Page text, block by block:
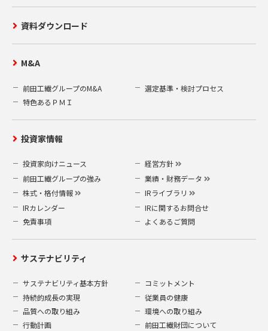
資料ダウンロード
M&A
前田工繊グループのM&A
選定基準・検討プロセス
特色あるＰＭＩ
投資家情報
投資家向けニュース
経営方針
前田工繊グループの強み
業績・財務データ
株式・格付情報
IRライブラリ
IRカレンダー
IRに関するお問合せ
免責事項
よくあるご質問
サステナビリティ
サステナビリティ基本方針
コミットメント
持続的成長の実現
従業員の健康
品質への取り組み
環境への取り組み
行動計画
前田工繊財団について